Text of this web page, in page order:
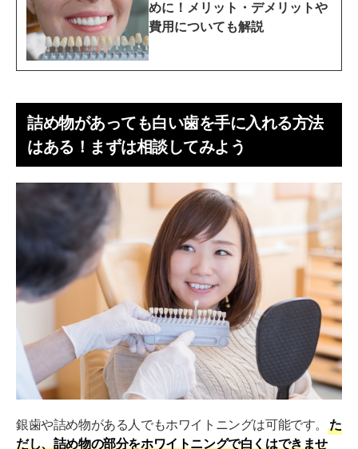
めに！メリット・デメリットや
費用についても解説
詰め物があっても白い歯を手に入れる方法
はある！まずは相談してみよう
銀歯や詰め物がある人でもホワイトニングは可能です。
た
だし、詰め物の部分をホワイトニングで白くはできませ